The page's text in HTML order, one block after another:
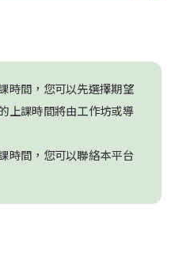
時間，您可以先選擇期望
上課時間將由工作坊或導
時間，您可以聯絡本平台